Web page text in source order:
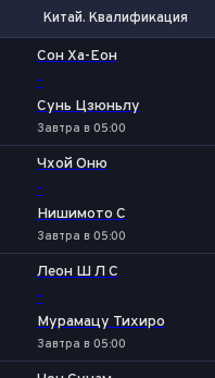
Китай. Квалификация
Сон Ха-Еон
-
Сунь Цзюньлу
Завтра в 05:00
Чхой Оню
-
Нишимото С
Завтра в 05:00
Леон Ш Л С
-
Мурамацу Тихиро
Завтра в 05:00